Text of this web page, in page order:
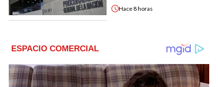
Hace8 horas